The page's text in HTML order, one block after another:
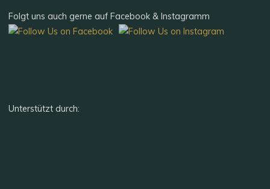
Folgt uns auch gerne auf Facebook & Instagramm
Unterstützt durch: